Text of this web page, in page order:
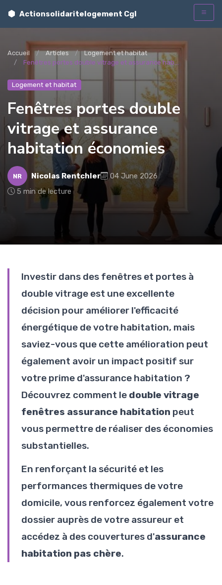
Actionsolidaritelogement Cgl
Accueil Articles
Logement et habitat
Fenêtres portes double vitrage et assurance hab...
Logement et habitat
Fenêtres portes double
vitrage et assurance
habitation économies
NR Nicolas Rentchler
04 June 2026
5 min de lecture
Investir dans des fenêtres et portes à
double vitrage est une excellente
décision pour améliorer l'efficacité
énergétique de votre habitation, mais
saviez-vous que cette amélioration peut
également avoir un impact positif sur
votre prime d'assurance habitation ?
Découvrez comment le double vitrage
fenêtres assurance habitation peut
vous permettre de réaliser des économies
substantielles.
En renforçant la sécurité et les
performances thermiques de votre
domicile, vous renforcez également votre
dossier auprès de votre assureur et
accédez à des couvertures d'assurance
habitation pas chère.